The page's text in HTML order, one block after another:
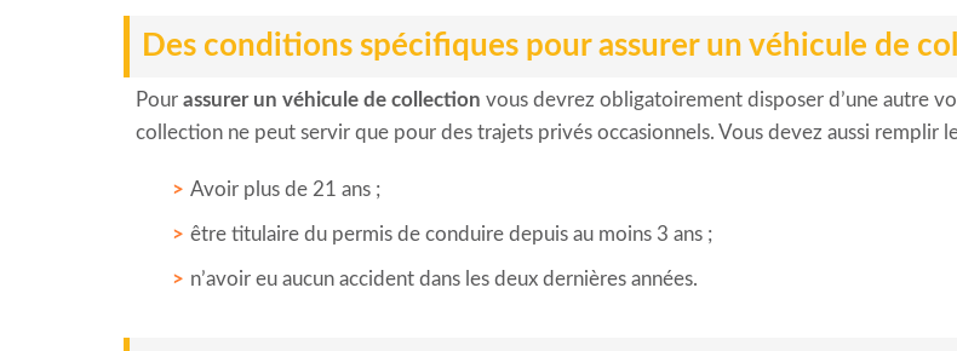
Des conditions spécifiques pour assurer un véhicule de
Pour assurer un véhicule de collection vous devrez obligatoirement disposer d’une autre
collection ne peut servir que pour des trajets privés occasionnels. Vous devez aussi remplir
Avoir plus de 21 ans ;
être titulaire du permis de conduire depuis au moins 3 ans ;
n’avoir eu aucun accident dans les deux dernières années.